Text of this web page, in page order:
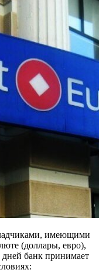
имеющими
(доллары, евро),
банк принимает